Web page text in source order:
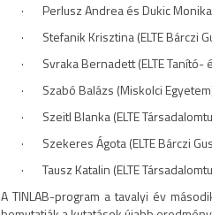
· Perlusz Andrea és Dukic Monika
· Stefanik Krisztina (ELTE Bárczi
· Svraka Bernadett (ELTE Tanító-
· Szabó Balázs (Miskolci
· Szeitl Blanka (ELTE
· Szekeres Ágota (ELTE Bárczi
· Tausz Katalin (ELTE
A TINLAB-program a tavalyi év